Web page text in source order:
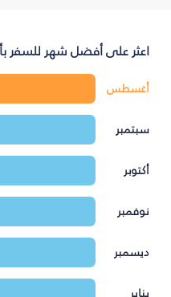
اعثر على أفضل شهر للسفر
أغسطس
سبتمبر
أكتوبر
نوفمبر
ديسمبر
يناير